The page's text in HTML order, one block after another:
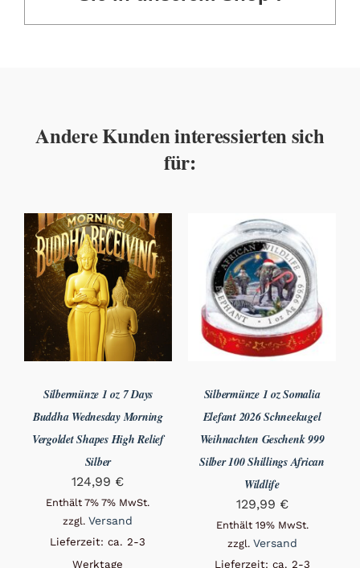
Andere Kunden interessierten sich
für:
Silbermünze 1 oz 7 Days
Buddha Wednesday Morning
Vergoldet Shapes High Relief
Silber
124,99 €
Enthält 7% 7% MwSt.
zzgl.Versand
Lieferzeit: ca. 2-3
Werktage
Silbermünze 1 oz Somalia
Elefant 2026 Schneekugel
Weihnachten Geschenk 999
Silber 100 Shillings African
Wildlife
129,99 €
Enthält 19% MwSt.
zzgl. Versand
Lieferzeit: ca. 2-3